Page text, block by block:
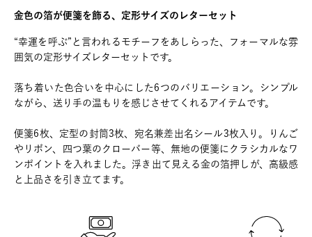
金色の箔が便箋を飾る、定形サイズのレターセット
“幸運を呼ぶ”と言われるモチーフをあしらった、フォーマルな雰
囲気の定形サイズレターセットです。
落ち着いた色合いを中心にした6つのバリエーション。シンプル
ながら、送り手の温もりを感じさせてくれるアイテムです。
便箋6枚、定型の封筒3枚、宛名兼差出名シール3枚入り。りんご
やリボン、四つ葉のクローバー等、無地の便箋にクラシカルなワ
ンポイントを入れました。浮き出て見える金の箔押しが、高級感
と上品さを引き立てます。